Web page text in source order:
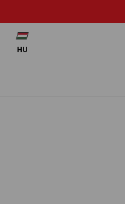
HU